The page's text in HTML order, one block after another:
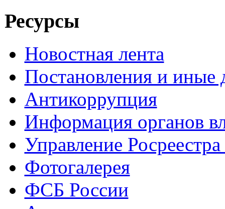
Ресурсы
Новостная лента
Постановления и иные
Антикоррупция
Информация органов
Управление
Фотогалерея
ФСБ России